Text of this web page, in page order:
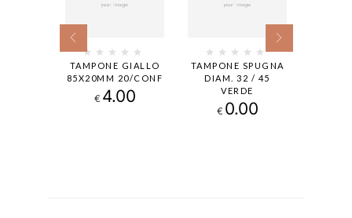
TAMPONE GIALLO
85X20MM 20/CONF
€ 4.00
TAMPONE SPUGNA
DIAM. 32 / 45
VERDE
€ 0.00